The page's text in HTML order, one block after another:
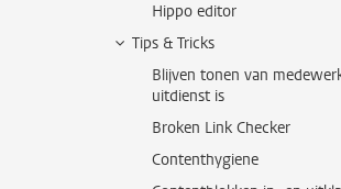
Hippo editor
Tips & Tricks
Blijven tonen van
uitdienst is
Broken Link Checker
Contenthygiene